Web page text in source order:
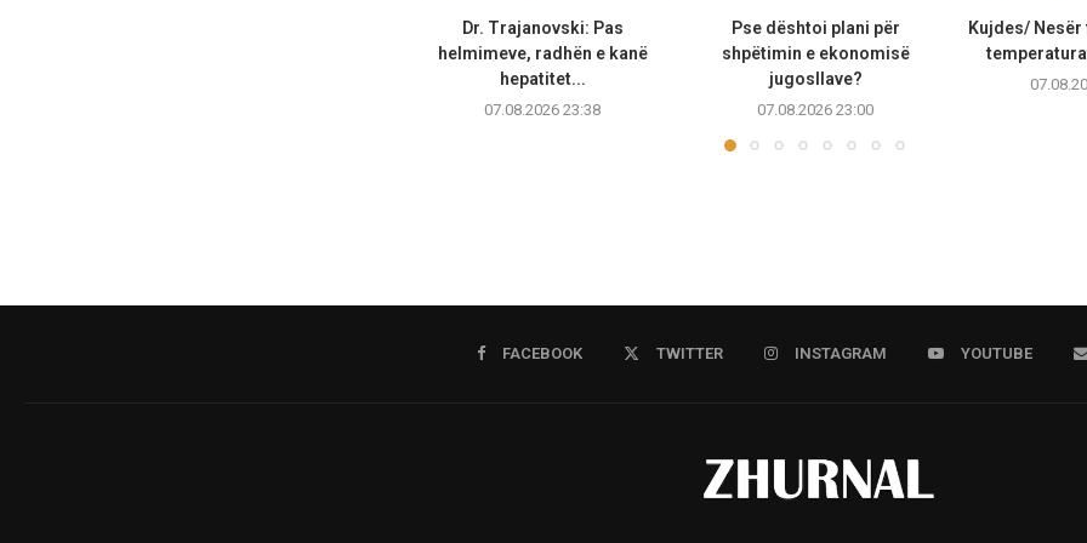
Dr. Trajanovski: Pas
helmimeve, radhën e kanë
hepatitet...
07.08.2026 23:38
Pse dështoi plani për
shpëtimin e ekonomisë
jugosllave?
07.08.2026 23:00
Kujdes/
FACEBOOK TWITTER INSTAGRAM YOUTUBE